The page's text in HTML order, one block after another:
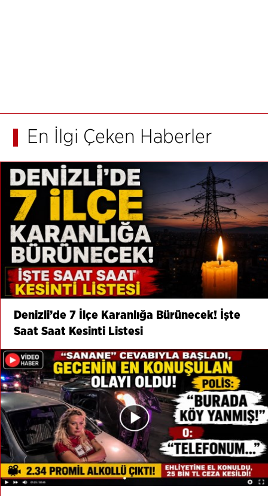
En İlgi Çeken Haberler
Denizli’de 7 İlçe Karanlığa Bürünecek! İşte
Saat Saat Kesinti Listesi